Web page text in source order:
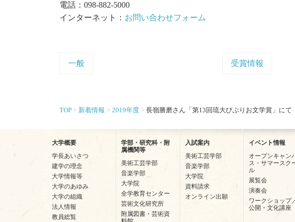
電話：098-882-5000
インターネット： お問い合わせフォーム
一般 受賞情報
TOP 新着情報 2019年度 長嶺勝磨さん「第13回琉大びぶりお文学賞」にて
大学概要
学長あいさつ
建学の理念
大学情報等
大学のあゆみ
大学の組織
法人情報
教員総覧
学部・研究科・附
属機関等
美術工芸学部
音楽学部
大学院
全学教育センター
芸術文化研究所
附属図書・芸術資
入試案内
美術工芸学部
音楽学部
大学院
資料請求
オンライン出願
イベント情報
オープンキャン
ス・サマースク
ル
展覧会
演奏会
ワークショップ
公開・文化講座